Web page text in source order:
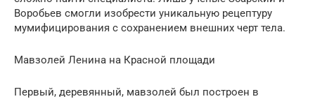
Воробьев смогли изобрести уникальную рецептуру
мумифицирования с сохранением внешних черт тела.
Мавзолей Ленина на Красной площади
Первый, деревянный, мавзолей был построен в